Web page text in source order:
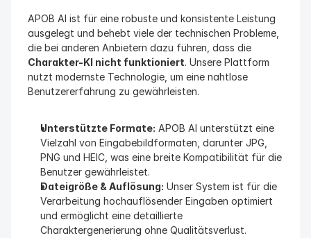
APOB AI ist für eine robuste und konsistente Leistung
ausgelegt und behebt viele der technischen Probleme,
Charakter-KI nicht funktioniert. Unsere Plattform
nutzt modernste Technologie, um eine nahtlose
Benutzererfahrung zu gewährleisten.
Unterstützte Formate: APOB AI unterstützt eine
Vielzahl von Eingabebildformaten, darunter JPG,
PNG und HEIC, was eine breite Kompatibilität für die
Benutzer gewährleistet.
Dateigröße & Auflösung: Unser System ist für die
Verarbeitung hochauflösender Eingaben optimiert
und ermöglicht eine detaillierte
Charaktergenerierung ohne Qualitätsverlust.